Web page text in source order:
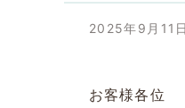
2025年9月11日
お客様各位